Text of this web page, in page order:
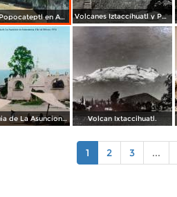
Volcan Popocateptl en Amecameca, por el fotógrafo T. Enami, de Yokohama, Japón (1934) Volcanes Iztaccíhuatl y Popocatéptl desde Amecameca, por el fotógrafo T. Enami, de Yokohama, Japón (1934)
Parroquia de La Asuncion en Amecameca, por el fotógrafo T. Enami, de Yokohama, Japón (1934) Volcan Ixtaccihuatl.
1 2 3 ...